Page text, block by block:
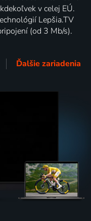
v celej EÚ.
Lepšia.TV
(od 3 Mb/s).
Ďalšie zariadenia